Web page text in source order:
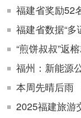
福建省奖励52
福建省数据“多
“煎饼叔叔”返
福州：新能源
本周先晴后雨
2025福建旅游